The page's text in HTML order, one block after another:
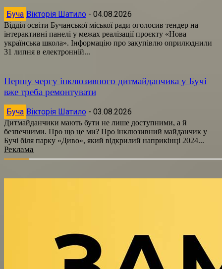
Буча Вікторія Шатило - 04.08.2026
Відділ освіти Бучанської міської ради оголосив тендер на
інтерактивні панелі у межах реалізації проєкту «Нова
українська школа». Інформацію про закупівлю оприлюднили
31 липня в електронній...
Першу чергу інклюзивного дитмайданчика у Бучі
вже треба ремонтувати
Буча Вікторія Шатило - 03.08.2026
Дитмайданчики мають бути не лише доступними, а й
безпечними. Про що це ми? Про інклюзивний майданчик у
Бучі біля парку «Диво», який відкрилий наприкінці 2024...
Реклама